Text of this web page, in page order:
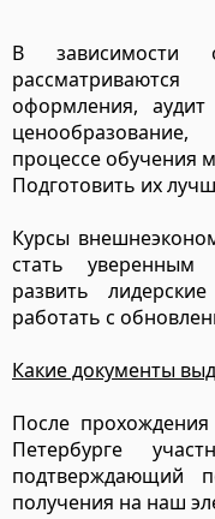
В зависимости
оформления, аудит
процессе обучения
Подготовить их
Курсы
стать уверенным
развить
работать с
Какие документы
После
Петербурге
подтверждающий
получения на наш